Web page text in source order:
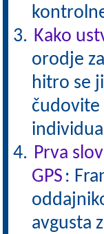
Kako
orodje
hitro se
čudovite
Prva
GPS :
avgusta